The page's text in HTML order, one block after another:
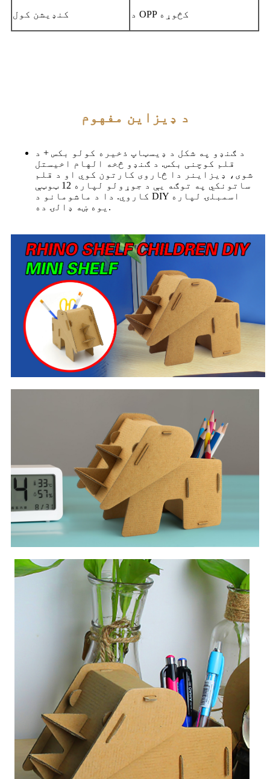
کنډیشن کول د OPP کڅوړه
د ډیزاین مفهوم
د ګنډو په شکل د ډیسټاپ ذخیره کولو بکس + د
قلم کوچنی بکس. د ګنډو څخه الهام اخیستل
شوی، ډیزاینر دا څاروی کارتون کوي ​​او د قلم
ساتونکي په توګه یې د جوړولو لپاره 12 ټوټې
کاروي. دا د ماشومانو د DIY اسمبلۍ لپاره
یوه ښه ډالۍ ده.